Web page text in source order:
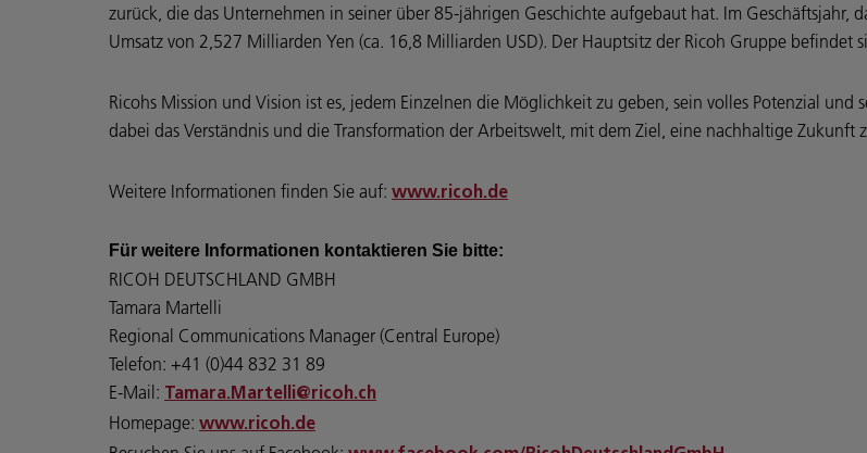
zurück, die das Unternehmen in seiner über 85-jährigen Geschichte aufgebaut hat. Im
Umsatz von 2,527 Milliarden Yen (ca. 16,8 Milliarden USD). Der Hauptsitz der Ricoh Gruppe befindet
Ricohs Mission und Vision ist es, jedem Einzelnen die Möglichkeit zu geben, sein volles Potenzial
dabei das Verständnis und die Transformation der Arbeitswelt, mit dem Ziel, eine nachhaltige Zukunft
Weitere Informationen finden Sie auf: www.ricoh.de
Für weitere Informationen kontaktieren Sie bitte:
RICOH DEUTSCHLAND GMBH
Tamara Martelli
Regional Communications Manager (Central Europe)
Telefon: +41 (0)44 832 31 89
E-Mail:
Tamara.Martelli@ricoh.ch
Homepage: www.ricoh.de